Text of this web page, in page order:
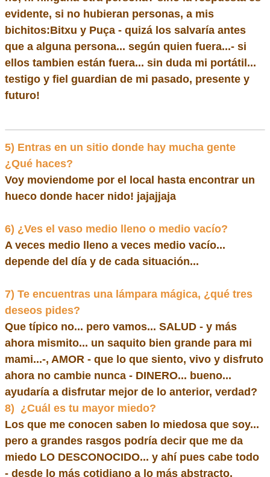
evidente, si no hubieran personas, a mis
bichitos:Bitxu y Puça - quizá los salvaría antes
que a alguna persona... según quien fuera...- si
ellos tambien están fuera... sin duda mi portátil...
testigo y fiel guardian de mi pasado, presente y
futuro!
5) Entras en un sitio donde hay mucha gente
¿Qué haces?
Voy moviendome por el local hasta encontrar un
hueco donde hacer nido! jajajjaja
6) ¿Ves el vaso medio lleno o medio vacío?
A veces medio lleno a veces medio vacío...
depende del día y de cada situación...
7) Te encuentras una lámpara mágica, ¿qué tres
deseos pides?
Que típico no... pero vamos... SALUD - y más
ahora mismito... un saquito bien grande para mi
mami...-, AMOR - que lo que siento, vivo y disfruto
ahora no cambie nunca - DINERO... bueno...
ayudaría a disfrutar mejor de lo anterior, verdad?
8) ¿Cuál es tu mayor miedo?
Los que me conocen saben lo miedosa que soy...
pero a grandes rasgos podría decir que me da
miedo LO DESCONOCIDO... y ahí pues cabe todo
- desde lo más cotidiano a lo más abstracto,